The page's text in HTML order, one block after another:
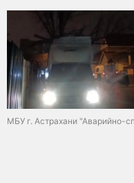
МБУ г. Астрахани "Аварийно-